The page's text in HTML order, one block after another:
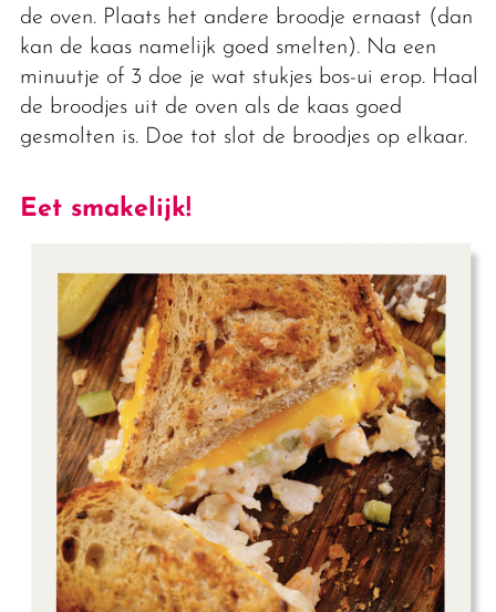
de oven. Plaats het andere broodje ernaast (dan
kan de kaas namelijk goed smelten). Na een
minuutje of 3 doe je wat stukjes bos-ui erop. Haal
de broodjes uit de oven als de kaas goed
gesmolten is. Doe tot slot de broodjes op elkaar.
Eet smakelijk!